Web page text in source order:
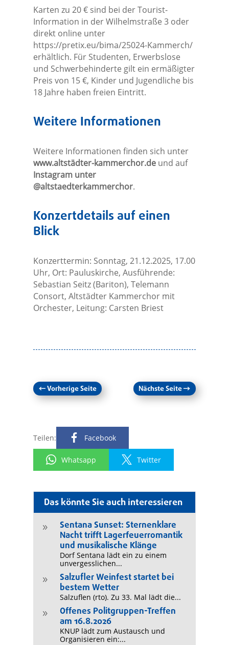
Das könnte Sie auch interessieren
9
Sentana Sunset: Sternenklare
Nacht trifft Lagerfeuerromantik
und musikalische Klänge
Dorf Sentana lädt ein zu einem
unvergesslichen...
9
Salzufler Weinfest startet bei
bestem Wetter
Salzuflen (rto). Zu 33. Mal lädt die...
9
Offenes Politgruppen-Treffen
am 16.8.2026
KNUP lädt zum Austausch und
Organisieren ein:...
Karten zu 20 € sind bei der Tourist-
Information in der Wilhelmstraße 3 oder
direkt online unter
https://pretix.eu/bima/25024-Kammerch/
erhältlich. Für Studenten, Erwerbslose
und Schwerbehinderte gilt ein ermäßigter
Preis von 15 €, Kinder und Jugendliche bis
18 Jahre haben freien Eintritt.
Weitere Informationen
Weitere Informationen finden sich unter
www.altstädter-kammerchor.deund auf
Instagram unter
@altstaedterkammerchor.
Konzertdetails auf einen
Blick
Konzerttermin: Sonntag, 21.12.2025, 17.00
Uhr, Ort: Pauluskirche, Ausführende:
Sebastian Seitz (Bariton), Telemann
Consort, Altstädter Kammerchor mit
Orchester, Leitung: Carsten Briest
←Vorherige Seite Nächste Seite→
Teilen: Facebook
Whatsapp Twitter